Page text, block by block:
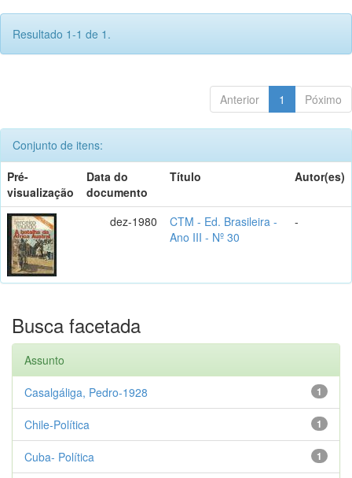
Resultado 1-1 de 1.
Anterior 1 Póximo
Conjunto de itens:
Pré-
visualização
Data do
documento
Título Autor(es)
dez-1980
CTM - Ed. Brasileira -
Ano III - Nº 30
-
Busca facetada
Assunto
1
Casalgáliga, Pedro-1928
1
Chile-Política
1
Cuba- Política